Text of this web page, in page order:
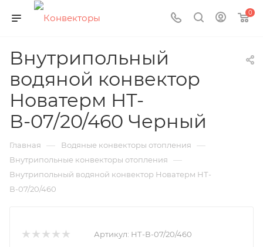
0
Внутрипольный
водяной конвектор
Новатерм НТ-
В-07/20/460 Черный
Главная — Водяные конвекторы отопления —
Внутрипольные конвекторы отопления —
Внутрипольный водяной конвектор Новатерм НТ-
В-07/20/460
Артикул: НТ-В-07/20/460